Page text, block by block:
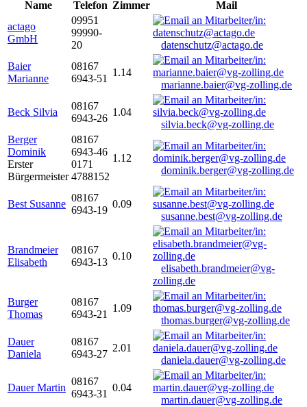
Name
Telefon Zimmer
Mail
actago
GmbH
09951
99990-
20
datenschutz@actago.de
Baier
Marianne
08167
6943-51
1.14
marianne.baier@vg-zolling.de
Beck Silvia
08167
6943-26
1.04
silvia.beck@vg-zolling.de
Berger
Dominik
Erster
Bürgermeister
08167
6943-46
0171
4788152
1.12
dominik.berger@vg-zolling.de
Best Susanne
08167
6943-19
0.09
susanne.best@vg-zolling.de
Brandmeier
Elisabeth
08167
6943-13
0.10
elisabeth.brandmeier@vg-
zolling.de
Burger
Thomas
08167
6943-21
1.09
thomas.burger@vg-zolling.de
Dauer
Daniela
08167
6943-27
2.01
daniela.dauer@vg-zolling.de
Dauer Martin
08167
6943-31
0.04
martin.dauer@vg-zolling.de